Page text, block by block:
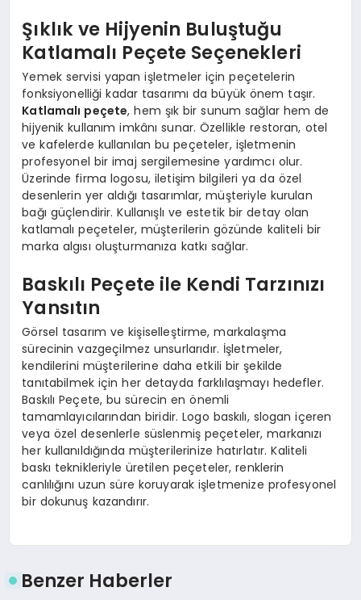
Şıklık ve Hijyenin Buluştuğu
Katlamalı Peçete Seçenekleri
Yemek servisi yapan işletmeler için peçetelerin
fonksiyonelliği kadar tasarımı da büyük önem taşır.
Katlamalı peçete, hem şık bir sunum sağlar hem de
hijyenik kullanım imkânı sunar. Özellikle restoran, otel
ve kafelerde kullanılan bu peçeteler, işletmenin
profesyonel bir imaj sergilemesine yardımcı olur.
Üzerinde firma logosu, iletişim bilgileri ya da özel
desenlerin yer aldığı tasarımlar, müşteriyle kurulan
bağı güçlendirir. Kullanışlı ve estetik bir detay olan
katlamalı peçeteler, müşterilerin gözünde kaliteli bir
marka algısı oluşturmanıza katkı sağlar.
Baskılı Peçete ile Kendi Tarzınızı
Yansıtın
Görsel tasarım ve kişiselleştirme, markalaşma
sürecinin vazgeçilmez unsurlarıdır. İşletmeler,
kendilerini müşterilerine daha etkili bir şekilde
tanıtabilmek için her detayda farklılaşmayı hedefler.
Baskılı Peçete, bu sürecin en önemli
tamamlayıcılarından biridir. Logo baskılı, slogan içeren
veya özel desenlerle süslenmiş peçeteler, markanızı
her kullanıldığında müşterilerinize hatırlatır. Kaliteli
baskı teknikleriyle üretilen peçeteler, renklerin
canlılığını uzun süre koruyarak işletmenize profesyonel
bir dokunuş kazandırır.
Benzer Haberler